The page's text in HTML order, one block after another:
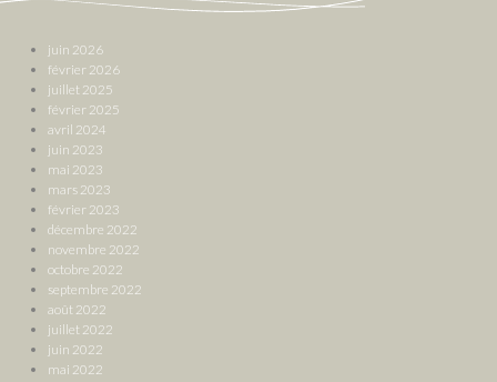
juin 2026
février 2026
juillet 2025
février 2025
avril 2024
juin 2023
mai 2023
mars 2023
février 2023
décembre 2022
novembre 2022
octobre 2022
septembre 2022
août 2022
juillet 2022
juin 2022
mai 2022